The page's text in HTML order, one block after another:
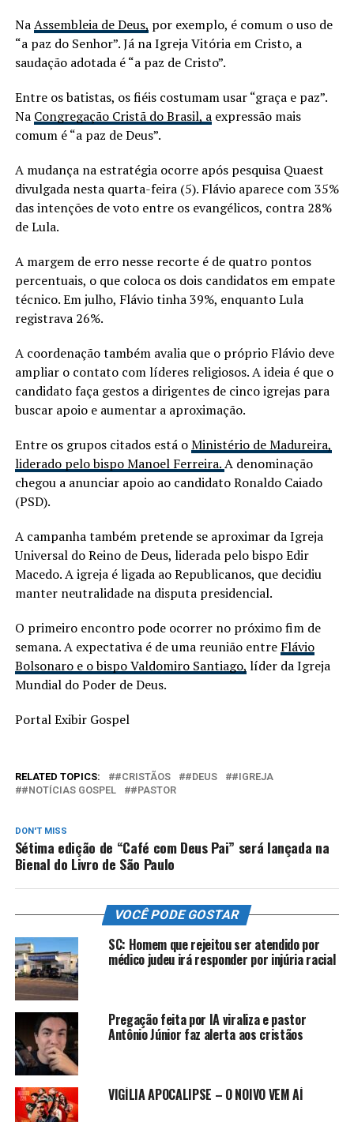
NaAssembleia de Deus, por exemplo, é comum o uso de
“a paz do Senhor”. Já na Igreja Vitória em Cristo, a
saudação adotada é “a paz de Cristo”.
Entre os batistas, os fiéis costumam usar “graça e paz”.
Na Congregação Cristã do Brasil, aexpressão mais
comum é “a paz de Deus”.
A mudança na estratégia ocorre após pesquisa Quaest
divulgada nesta quarta-feira (5). Flávio aparece com 35%
das intenções de voto entre os evangélicos, contra 28%
de Lula.
A margem de erro nesse recorte é de quatro pontos
percentuais, o que coloca os dois candidatos em empate
técnico. Em julho, Flávio tinha 39%, enquanto Lula
registrava 26%.
A coordenação também avalia que o próprio Flávio deve
ampliar o contato com líderes religiosos. A ideia é que o
candidato faça gestos a dirigentes de cinco igrejas para
buscar apoio e aumentar a aproximação.
Entre os grupos citados está oMinistério de Madureira,
liderado pelo bispo Manoel Ferreira.A denominação
chegou a anunciar apoio ao candidato Ronaldo Caiado
(PSD).
A campanha também pretende se aproximar da Igreja
Universal do Reino de Deus, liderada pelo bispo Edir
Macedo. A igreja é ligada ao Republicanos, que decidiu
manter neutralidade na disputa presidencial.
O primeiro encontro pode ocorrer no próximo fim de
semana. A expectativa é de uma reunião entre Flávio
Bolsonaro e o bispo Valdomiro Santiago, líder da Igreja
Mundial do Poder de Deus.
Portal Exibir Gospel
RELATED TOPICS: #CRISTÃOS #DEUS
#IGREJA
#NOTÍCIAS GOSPEL
#PASTOR
DON'T MISS
Sétima edição de “Café com Deus Pai” será lançada na
Bienal do Livro de São Paulo
VOCÊ PODE GOSTAR
SC: Homem que rejeitou ser atendido por
médico judeu irá responder por injúria racial
Pregação feita por IA viraliza e pastor
Antônio Júnior faz alerta aos cristãos
VIGÍLIA APOCALIPSE – O NOIVO VEM AÍ